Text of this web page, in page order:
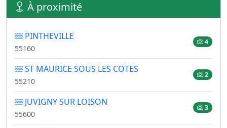
À proximité
PINTHEVILLE
55160
4
ST MAURICE SOUS LES COTES
55210
2
JUVIGNY SUR LOISON
55600
3